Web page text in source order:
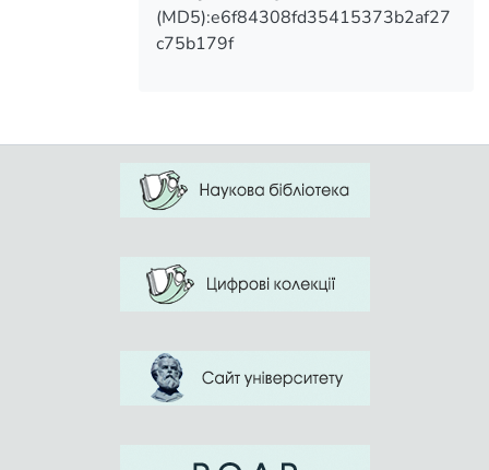
(MD5):e6f84308fd35415373b2af27
c75b179f